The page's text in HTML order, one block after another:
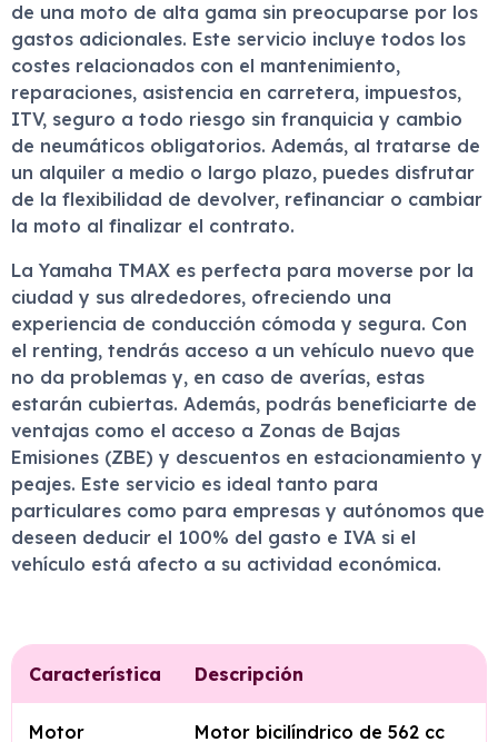
de una moto de alta gama sin preocuparse por los
gastos adicionales. Este servicio incluye todos los
costes relacionados con el mantenimiento,
reparaciones, asistencia en carretera, impuestos,
ITV, seguro a todo riesgo sin franquicia y cambio
de neumáticos obligatorios. Además, al tratarse de
un alquiler a medio o largo plazo, puedes disfrutar
de la flexibilidad de devolver, refinanciar o cambiar
la moto al finalizar el contrato.
La Yamaha TMAX es perfecta para moverse por la
ciudad y sus alrededores, ofreciendo una
experiencia de conducción cómoda y segura. Con
el renting, tendrás acceso a un vehículo nuevo que
no da problemas y, en caso de averías, estas
estarán cubiertas. Además, podrás beneficiarte de
ventajas como el acceso a Zonas de Bajas
Emisiones (ZBE) y descuentos en estacionamiento y
peajes. Este servicio es ideal tanto para
particulares como para empresas y autónomos que
deseen deducir el 100% del gasto e IVA si el
vehículo está afecto a su actividad económica.
Característica Descripción
Motor Motor bicilíndrico de 562 cc